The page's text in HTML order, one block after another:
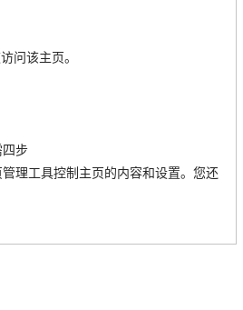
问该主页。
理工具控制主页的内容和设置。您还